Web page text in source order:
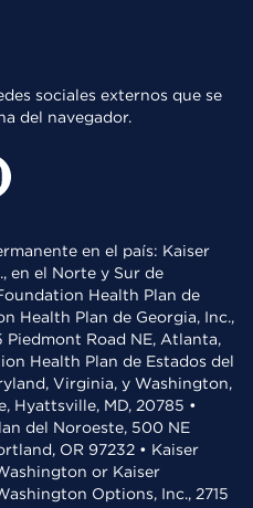
sociales externos que se
del navegador.
en el país: Kaiser
en el Norte y Sur de
Health Plan de
Health Plan de Georgia, Inc.,
Road NE, Atlanta,
Health Plan de Estados del
Virginia, y Washington,
Hyattsville, MD, 20785 •
del Noroeste, 500 NE
OR 97232 • Kaiser
or Kaiser
Options, Inc., 2715